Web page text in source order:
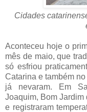
Cidades
Aconteceu hoje o
mês de maio, que
só esfriou
Catarina e também
já nevaram. Em
Joaquim, Bom
e registraram